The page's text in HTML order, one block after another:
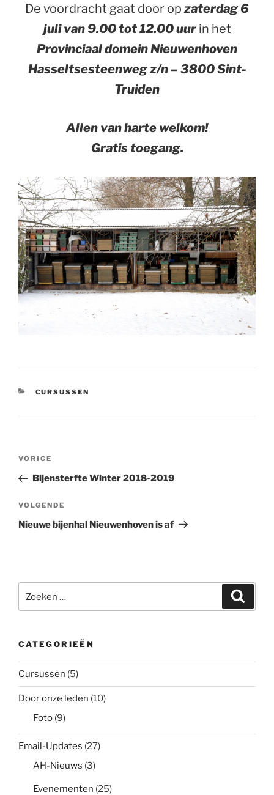
De voordracht gaat door op zaterdag 6
juli van 9.00 tot 12.00 uurin het
Provinciaal domein Nieuwenhoven
Hasseltsesteenweg z/n – 3800 Sint-
Truiden
Allen van harte welkom!
Gratis toegang.
CATEGORIEËN
CURSUSSEN
Bericht
Vorig
bericht
VORIGE
Bijensterfte Winter 2018-2019
Volgend
bericht
VOLGENDE
Nieuwe bijenhal Nieuwenhoven is af
naar:
CATEGORIEËN
Cursussen (5)
Door onze leden (10)
Foto (9)
Email-Updates (27)
AH-Nieuws (3)
Evenementen (25)